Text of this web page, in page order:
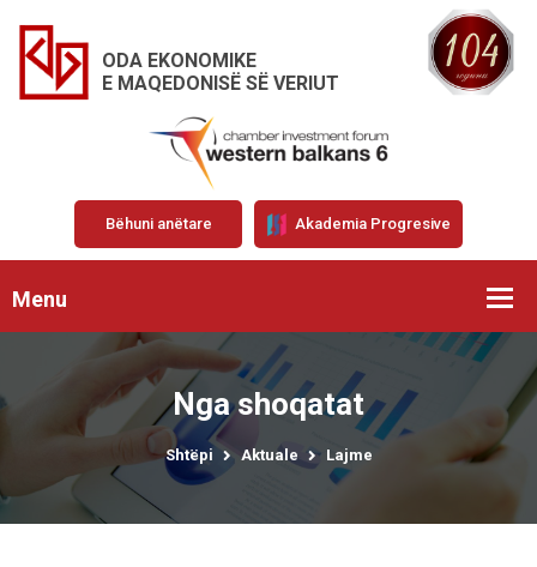
ODA EKONOMIKE
E MAQEDONISË SË VERIUT
Bëhuni anëtare Akademia Progresive
Menu
Nga shoqatat
Shtëpi Aktuale Lajme